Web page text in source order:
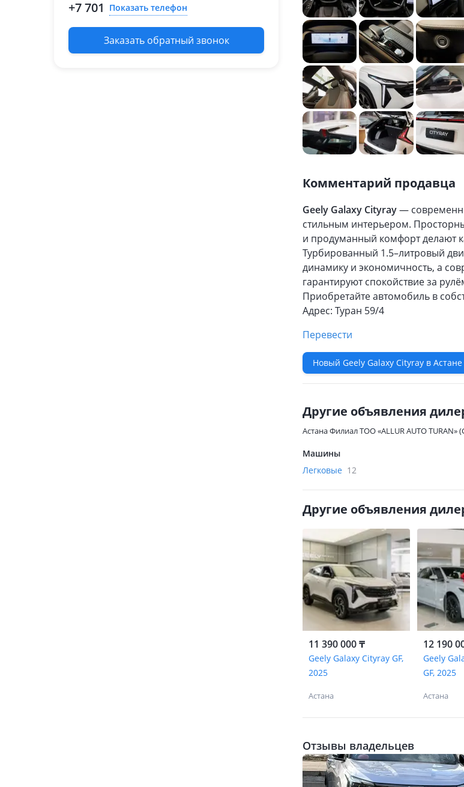
+7 701 Показать телефон
Заказать обратный звонок
Комментарий продавца
Geely Galaxy Cityray—
стильным интерьером.
и продуманный комфорт делают
Турбированный 1.5–литровый
динамику и экономичность, а
гарантируют спокойствие за
Приобретайте автомобиль в
Адрес: Туран 59/4
Перевести
Новый Geely Galaxy Cityray в Астане
Другие объявления
Астана Филиал ТОО «ALLUR AUTO TURAN»
Машины
Легковые 12
Другие объявления
11 390 000 ₸
Geely Galaxy Cityray GF,
2025
Астана
12 190
Geely
GF, 2025
Астана
Отзывы владельцев